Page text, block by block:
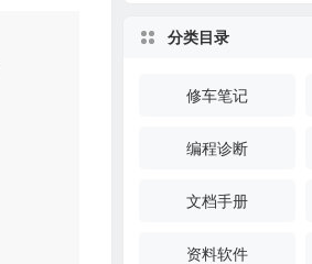
分类目录
修车笔记
编程诊断
文档手册
资料软件